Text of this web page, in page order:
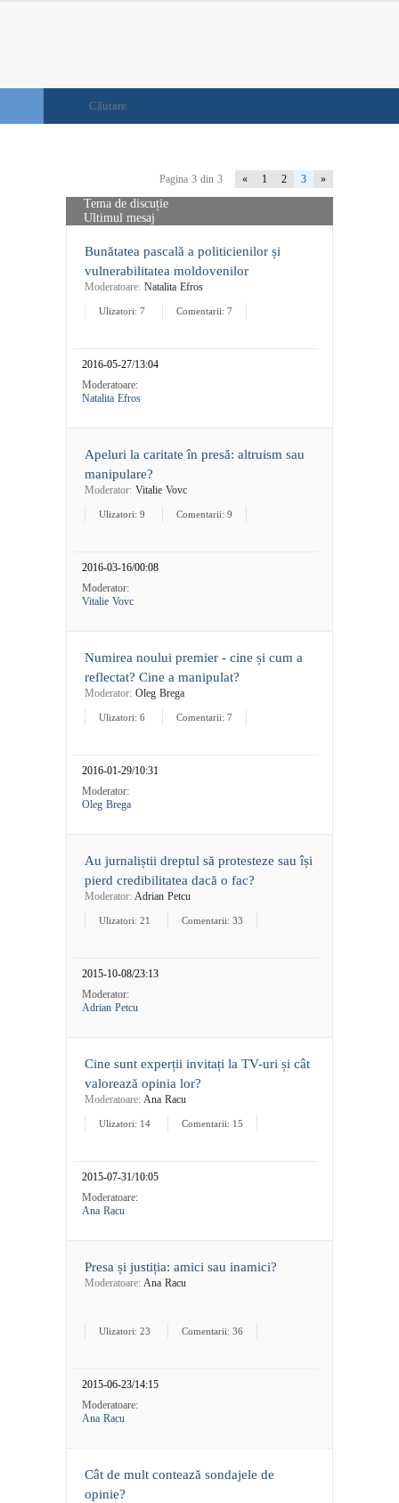
Pagina 3 din 3 « 1 2 3 »
Tema de discuție
Ultimul mesaj
Bunătatea pascală a politicienilor și
vulnerabilitatea moldovenilor
Moderatoare: Natalita Efros
Ulizatori: 7 Comentarii: 7
2016-05-27/13:04
Moderatoare:
Natalita Efros
Apeluri la caritate în presă: altruism sau
manipulare?
Moderator: Vitalie Vovc
Ulizatori: 9 Comentarii: 9
2016-03-16/00:08
Moderator:
Vitalie Vovc
Numirea noului premier - cine și cum a
reflectat? Cine a manipulat?
Moderator: Oleg Brega
Ulizatori: 6 Comentarii: 7
2016-01-29/10:31
Moderator:
Oleg Brega
Au jurnaliștii dreptul să protesteze sau își
pierd credibilitatea dacă o fac?
Moderator: Adrian Petcu
Ulizatori: 21 Comentarii: 33
2015-10-08/23:13
Moderator:
Adrian Petcu
Cine sunt experții invitați la TV-uri și cât
valorează opinia lor?
Moderatoare: Ana Racu
Ulizatori: 14 Comentarii: 15
2015-07-31/10:05
Moderatoare:
Ana Racu
Presa și justiția: amici sau inamici?
Moderatoare: Ana Racu
Ulizatori: 23 Comentarii: 36
2015-06-23/14:15
Moderatoare:
Ana Racu
Cât de mult contează sondajele de
opinie?